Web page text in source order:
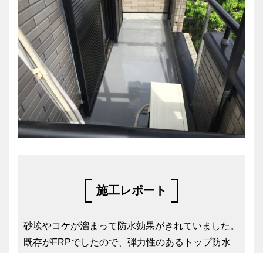
施工レポート
砂埃やコケが溜まって防水効果がきれていました。
既存がFRPでしたので、弾力性のあるトップ防水